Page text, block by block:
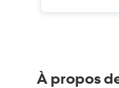
À propos